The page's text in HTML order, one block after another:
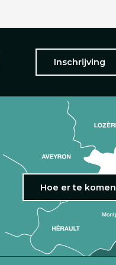
Inschrijving
Hoe er te komen